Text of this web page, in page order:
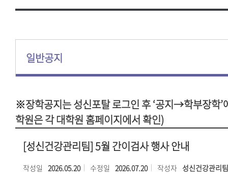
일반공지
※장학공지는 성신포탈 로그인 후 ‘공지→학부장학’
학원은 각 대학원 홈페이지에서 확인)
[성신건강관리팀] 5월 간이검사 행사 안내
작성일 2026.05.20 수정일 2026.07.20 작성자 성신건강관리팀